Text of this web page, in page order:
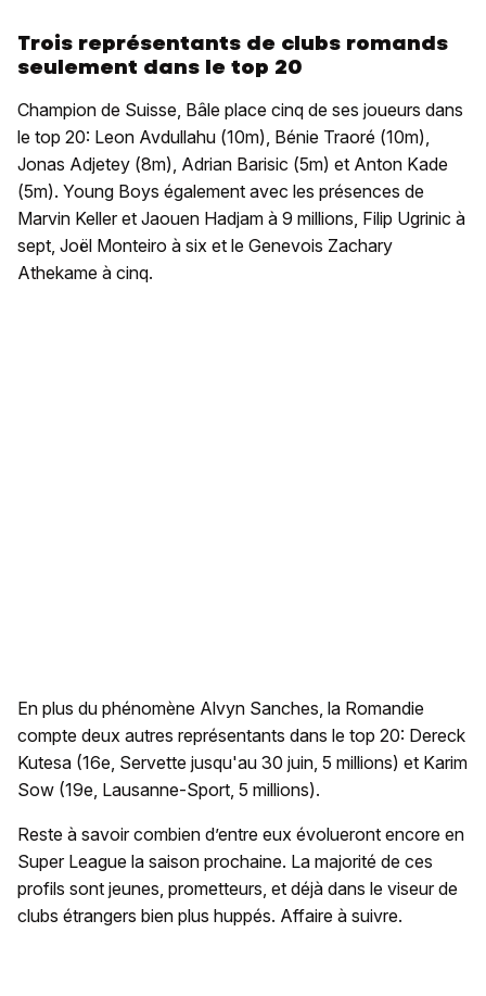
Trois représentants de clubs romands
seulement dans le top 20
Champion de Suisse, Bâle place cinq de ses joueurs dans
le top 20: Leon Avdullahu (10m), Bénie Traoré (10m),
Jonas Adjetey (8m), Adrian Barisic (5m) et Anton Kade
(5m). Young Boys également avec les présences de
Marvin Keller et Jaouen Hadjam à 9 millions, Filip Ugrinic à
sept, Joël Monteiro à six et le Genevois Zachary
Athekame à cinq.
En plus du phénomène Alvyn Sanches, la Romandie
compte deux autres représentants dans le top 20: Dereck
Kutesa (16e, Servette jusqu'au 30 juin, 5 millions) et Karim
Sow (19e, Lausanne-Sport, 5 millions).
Reste à savoir combien d’entre eux évolueront encore en
Super League la saison prochaine. La majorité de ces
profils sont jeunes, prometteurs, et déjà dans le viseur de
clubs étrangers bien plus huppés. Affaire à suivre.